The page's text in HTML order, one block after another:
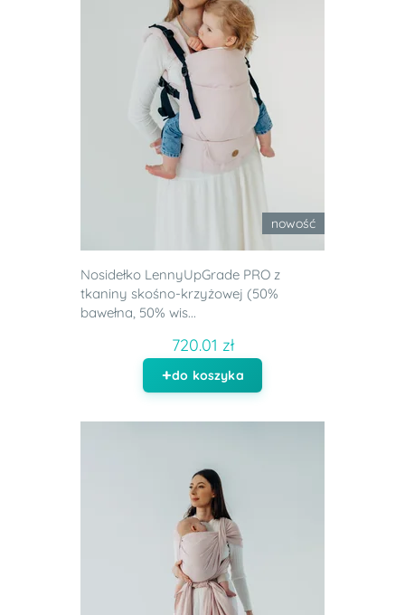
nowość
Nosidełko LennyUpGrade PRO z
tkaniny skośno-krzyżowej (50%
bawełna, 50% wis...
720.01 zł
do koszyka